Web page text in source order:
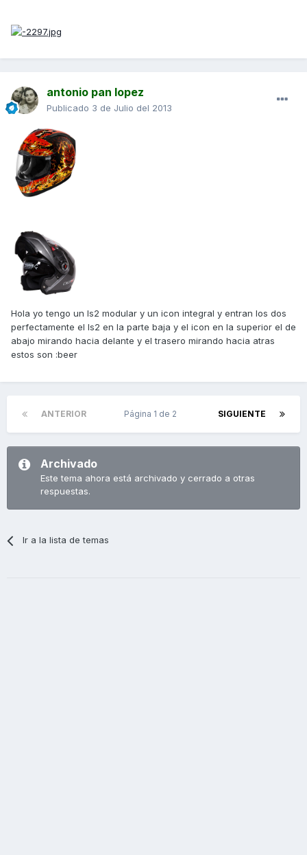
antonio pan lopez
Publicado 3 de Julio del 2013
Hola yo tengo un ls2 modular y un icon integral y entran los dos
perfectamente el ls2 en la parte baja y el icon en la superior el de
abajo mirando hacia delante y el trasero mirando hacia atras
estos son :beer
ANTERIOR SIGUIENTE
Página 1 de 2
Archivado
Este tema ahora está archivado y cerrado a otras
respuestas.
Ir a la lista de temas